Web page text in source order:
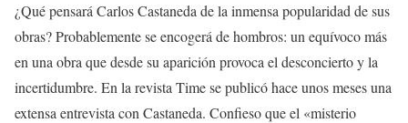
¿Qué pensará Carlos Castaneda de la inmensa popularidad de sus
obras? Probablemente se encogerá de hombros: un equívoco más
en una obra que desde su aparición provoca el desconcierto y la
incertidumbre. En la revista Time se publicó hace unos meses una
extensa entrevista con Castaneda. Confieso que el «misterio